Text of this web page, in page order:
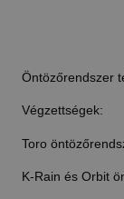
Öntözőrendszer
Végzettségek:
Toro
K-Rain és Orbit